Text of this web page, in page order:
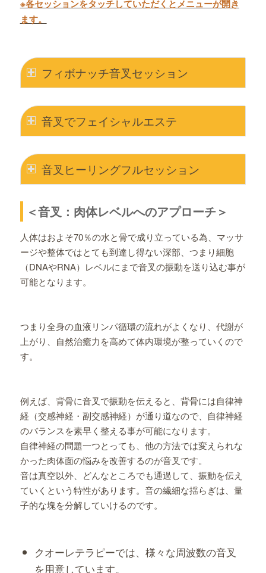
※各セッションをタッチしていただくとメニューが開き
ます。
フィボナッチ音叉セッション
音叉でフェイシャルエステ
音叉ヒーリングフルセッション
＜音叉：肉体レベルへのアプローチ＞
人体はおよそ70％の水と骨で成り立っている為、マッサ
ージや整体ではとても到達し得ない深部、つまり細胞
（DNAやRNA）レベルにまで音叉の振動を送り込む事が
可能となります。
つまり全身の血液リンパ循環の流れがよくなり、代謝が
上がり、自然治癒力を高めて体内環境が整っていくので
す。
例えば、背骨に音叉で振動を伝えると、背骨には自律神
経（交感神経・副交感神経）が通り道なので、自律神経
のバランスを素早く整える事が可能になります。
自律神経の問題一つとっても、他の方法では変えられな
かった肉体面の悩みを改善するのが音叉です。
音は真空以外、どんなところでも通過して、振動を伝え
ていくという特性があります。音の繊細な揺らぎは、量
子的な塊を分解していけるのです。
クオーレテラピーでは、様々な周波数の音叉
を用意しています。